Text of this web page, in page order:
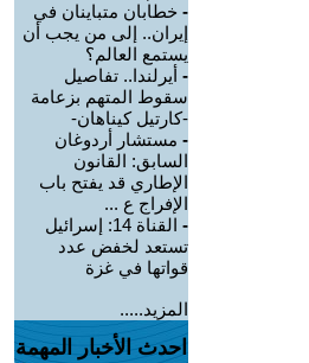
- خطابان متباينان في
إيران.. إلى من يجب أن
يستمع العالم؟
- أيرلندا.. تفاصيل
سقوط المتهم بزعامة
-كارتيل كيناهان-
- مستشار أردوغان
السابق: القانون
الإطاري قد يفتح باب
الإفراج ع ...
-
القناة 14: إسرائيل
تستعد لخفض عدد
قواتها في غزة
المزيد.....
احدث الأخبار المهمة